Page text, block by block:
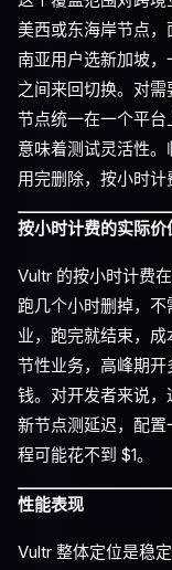
美西或东海岸节点
南亚用户选新加坡
之间来回切换。对需
节点统一在一个平
意味着测试灵活性。
用完删除，按小时计
按小时计费的实际价
Vultr 的按小时计费
跑几个小时删掉，
业，跑完就结束，
节性业务，高峰期
钱。对开发者来说
新节点测延迟，配
程可能花不到 $1。
性能表现
Vultr 整体定位是稳